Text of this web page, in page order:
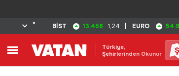
° BİST 13.458 1,24 EURO
Türkiye,
Şehirlerinden Okunur